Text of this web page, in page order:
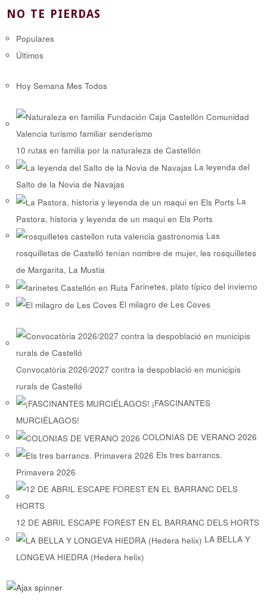
NO TE PIERDAS
Populares
Últimos
Hoy Semana Mes Todos
10 rutas en familia por la naturaleza de Castellón
La leyenda del
Salto de la Novia de Navajas
La
Pastora, historia y leyenda de un maqui en Els Ports
Las
rosquilletas de Castelló tenían nombre de mujer, les rosquilletes
de Margarita, La Mustia
Farinetes, plato típico del invierno
El milagro de Les Coves
Convocatòria 2026/2027 contra la despoblació en municipis
rurals de Castelló
¡FASCINANTES
MURCIÉLAGOS!
COLONIAS DE VERANO 2026
Els tres barrancs.
Primavera 2026
12 DE ABRIL ESCAPE FOREST EN EL BARRANC DELS HORTS
LA BELLA Y
LONGEVA HIEDRA (Hedera helix)